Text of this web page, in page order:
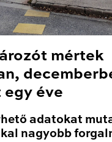
mértek
éve
adatokat
nagyobb